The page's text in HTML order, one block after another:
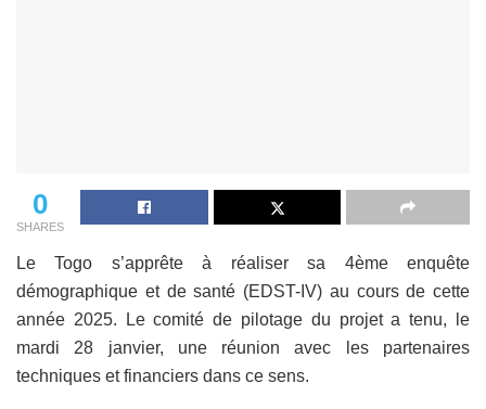
0
SHARES
Le Togo s’apprête à réaliser sa 4ème enquête
démographique et de santé (EDST-IV) au cours de cette
année 2025. Le comité de pilotage du projet a tenu, le
mardi 28 janvier, une réunion avec les partenaires
techniques et financiers dans ce sens.